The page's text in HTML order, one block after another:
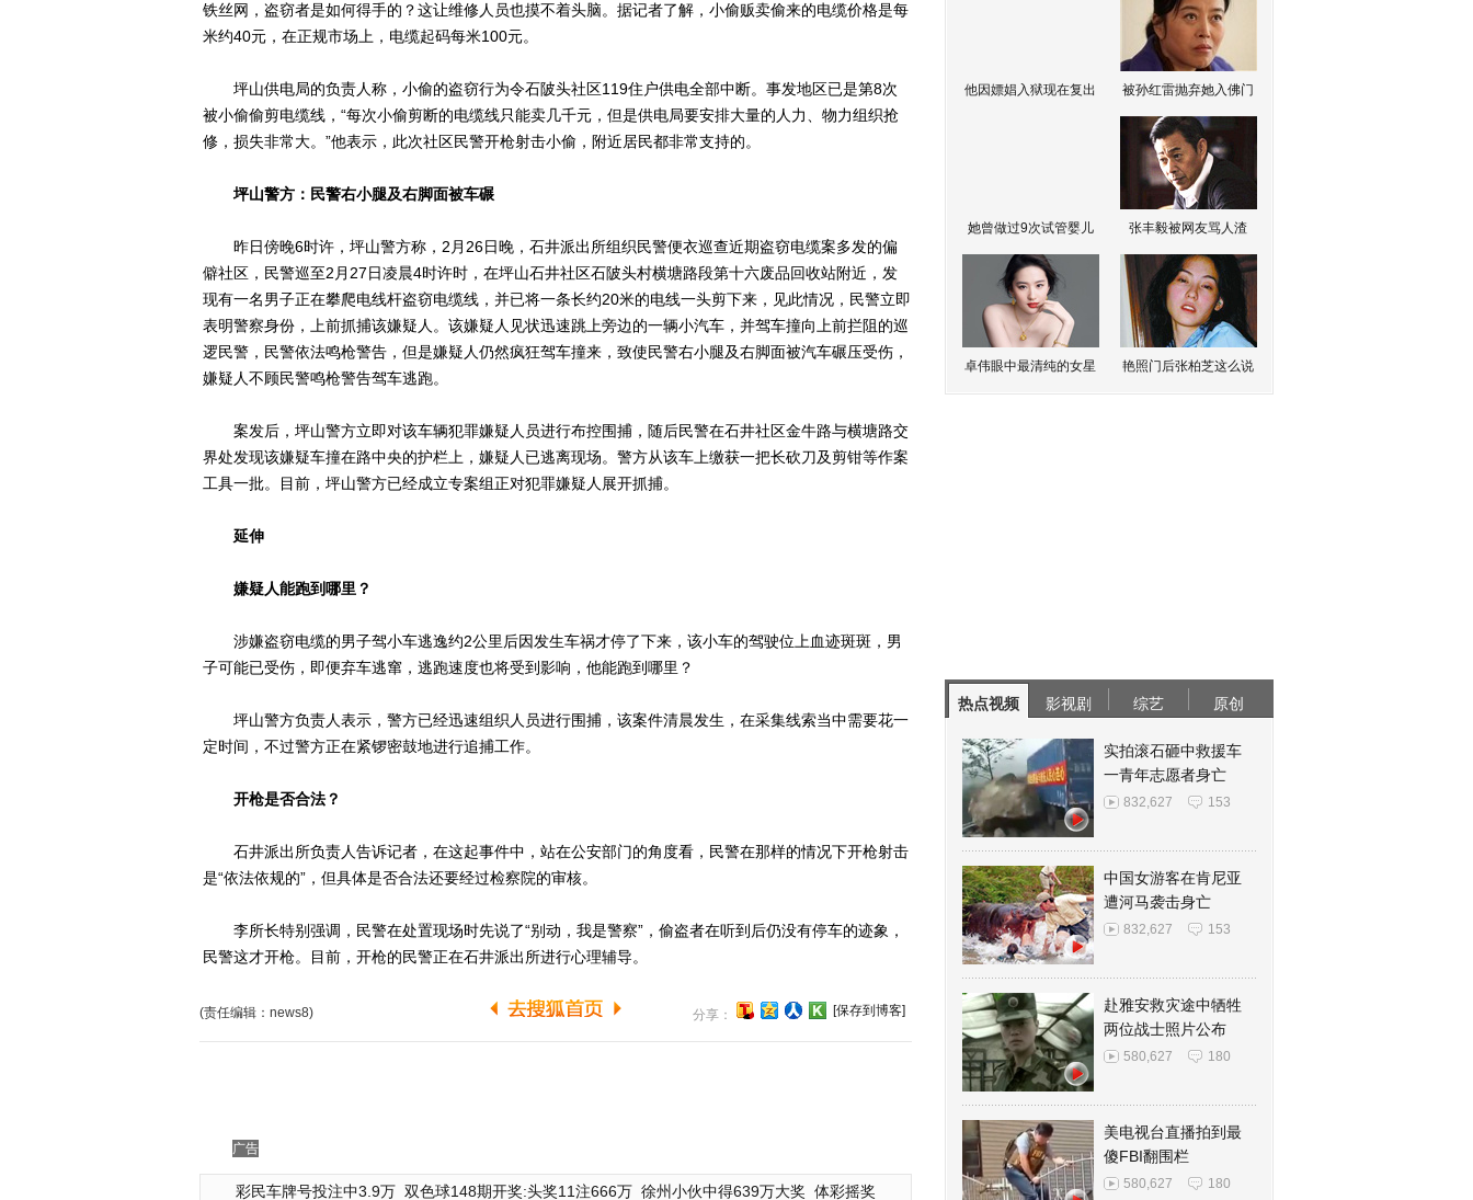
铁丝网，盗窃者是如何得手的？这让维修人员也摸不着头脑。据记者了解，小偷贩卖偷来的电缆价格是每
米约40元，在正规市场上，电缆起码每米100元。
坪山供电局的负责人称，小偷的盗窃行为令石陂头社区119住户供电全部中断。事发地区已是第8次
被小偷偷剪电缆线，“每次小偷剪断的电缆线只能卖几千元，但是供电局要安排大量的人力、物力组织抢
修，损失非常大。”他表示，此次社区民警开枪射击小偷，附近居民都非常支持的。
坪山警方：民警右小腿及右脚面被车碾
昨日傍晚6时许，坪山警方称，2月26日晚，石井派出所组织民警便衣巡查近期盗窃电缆案多发的偏
僻社区，民警巡至2月27日凌晨4时许时，在坪山石井社区石陂头村横塘路段第十六废品回收站附近，发
现有一名男子正在攀爬电线杆盗窃电缆线，并已将一条长约20米的电线一头剪下来，见此情况，民警立即
表明警察身份，上前抓捕该嫌疑人。该嫌疑人见状迅速跳上旁边的一辆小汽车，并驾车撞向上前拦阻的巡
逻民警，民警依法鸣枪警告，但是嫌疑人仍然疯狂驾车撞来，致使民警右小腿及右脚面被汽车碾压受伤，
嫌疑人不顾民警鸣枪警告驾车逃跑。
案发后，坪山警方立即对该车辆犯罪嫌疑人员进行布控围捕，随后民警在石井社区金牛路与横塘路交
界处发现该嫌疑车撞在路中央的护栏上，嫌疑人已逃离现场。警方从该车上缴获一把长砍刀及剪钳等作案
工具一批。目前，坪山警方已经成立专案组正对犯罪嫌疑人展开抓捕。
延伸
嫌疑人能跑到哪里？
涉嫌盗窃电缆的男子驾小车逃逸约2公里后因发生车祸才停了下来，该小车的驾驶位上血迹斑斑，男
子可能已受伤，即便弃车逃窜，逃跑速度也将受到影响，他能跑到哪里？
坪山警方负责人表示，警方已经迅速组织人员进行围捕，该案件清晨发生，在采集线索当中需要花一
定时间，不过警方正在紧锣密鼓地进行追捕工作。
开枪是否合法？
石井派出所负责人告诉记者，在这起事件中，站在公安部门的角度看，民警在那样的情况下开枪射击
是“依法依规的”，但具体是否合法还要经过检察院的审核。
李所长特别强调，民警在处置现场时先说了“别动，我是警察”，偷盗者在听到后仍没有停车的迹象，
民警这才开枪。目前，开枪的民警正在石井派出所进行心理辅导。
(责任编辑：news8) 分享： [保存到博客]
广告
彩民车牌号投注中3.9万 双色球148期开奖:头奖11注666万 徐州小伙中得639万大奖 体彩摇奖
他因嫖娼入狱现在复出 被孙红雷抛弃她入佛门
她曾做过9次试管婴儿 张丰毅被网友骂人渣
卓伟眼中最清纯的女星 艳照门后张柏芝这么说
热点视频 影视剧 综艺 原创
实拍滚石砸中救援车
一青年志愿者身亡
832,627 153
中国女游客在肯尼亚
遭河马袭击身亡
832,627 153
赴雅安救灾途中牺牲
两位战士照片公布
580,627 180
美电视台直播拍到最
傻FBI翻围栏
580,627 180